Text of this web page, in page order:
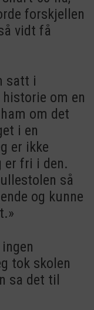
forskjellen
vidt få
satt i
om en
om det
i en
er ikke
er fri i den.
så
og kunne
tok skolen
sa det til